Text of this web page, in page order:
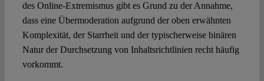
des Online-Extremismus gibt es Grund zu der Annahme,
dass eine Übermoderation aufgrund der oben erwähnten
Komplexität, der Starrheit und der typischerweise binären
Natur der Durchsetzung von Inhaltsrichtlinien recht häufig
vorkommt.